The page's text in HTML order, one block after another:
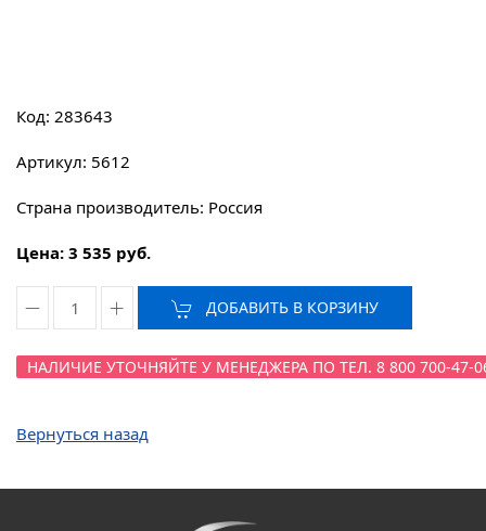
Код: 283643
Артикул: 5612
Страна производитель: Россия
Цена: 3 535 руб.
ДОБАВИТЬ В КОРЗИНУ
НАЛИЧИЕ УТОЧНЯЙТЕ У МЕНЕДЖЕРА ПО ТЕЛ. 8 800 700-47-
Вернуться назад